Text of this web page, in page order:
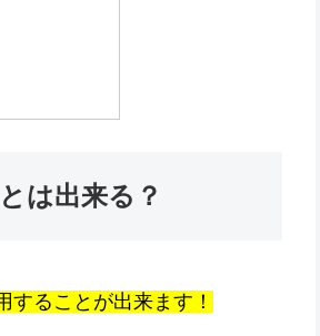
は出来る？
ることが出来ます！